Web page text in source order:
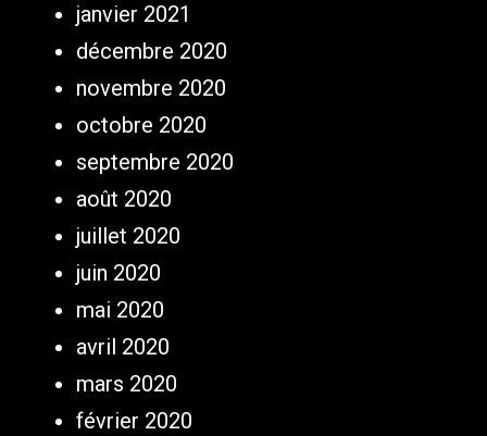
janvier 2021
décembre 2020
novembre 2020
octobre 2020
septembre 2020
août 2020
juillet 2020
juin 2020
mai 2020
avril 2020
mars 2020
février 2020